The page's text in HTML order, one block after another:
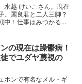
水越 けいこさん。現在
、麗良君と二人三脚？
中！仕事はみつかるの
の現在は躁鬱病！
でユダヤ蔑視の
ポンで有名なメル・ギ